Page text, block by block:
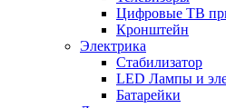
Цифровые ТВ
Кронштейн
Электрика
Стабилизатор
LED Лампы и
Батарейки